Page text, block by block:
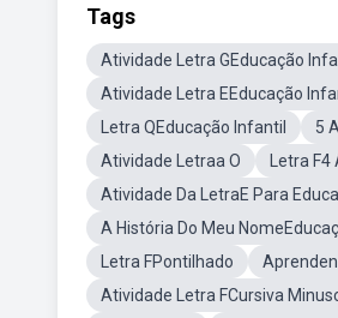
Tags
Atividade Letra GEducação
Atividade Letra EEducação
Letra QEducação Infantil
5
Atividade Letraa O
Letra F4
Atividade Da LetraE Para
A História Do Meu
Letra FPontilhado
Atividade Letra FCursiva